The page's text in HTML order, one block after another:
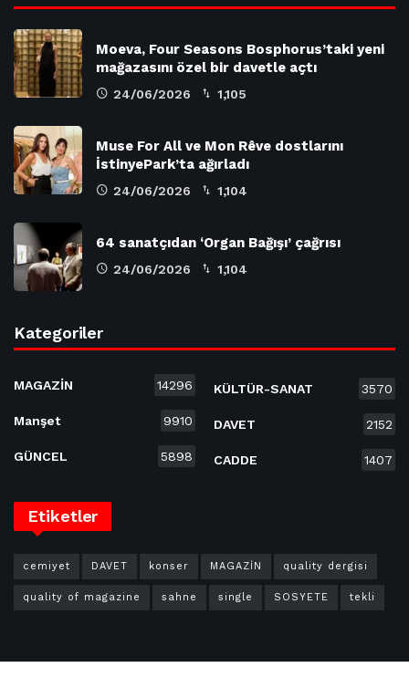
Moeva, Four Seasons Bosphorus’taki yeni
mağazasını özel bir davetle açtı
24/06/2026 1,105
Muse For All ve Mon Rêve dostlarını
İstinyePark’ta ağırladı
24/06/2026 1,104
64 sanatçıdan ‘Organ Bağışı’ çağrısı
24/06/2026 1,104
Kategoriler
MAGAZİN 14296
Manşet 9910
GÜNCEL 5898
KÜLTÜR-SANAT 3570
DAVET 2152
CADDE 1407
Etiketler
cemiyet DAVET konser MAGAZİN quality dergisi
quality of magazine sahne single SOSYETE tekli